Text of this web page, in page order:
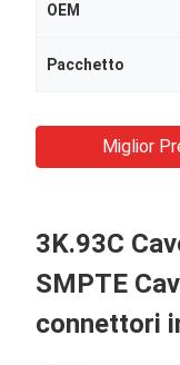
OEM
Pacchetto
Miglior
3K.93C
SMPTE
connettori